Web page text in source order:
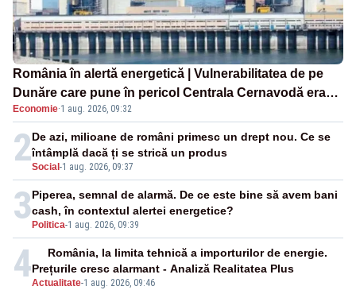
România în alertă energetică | Vulnerabilitatea de pe
Dunăre care pune în pericol Centrala Cernavodă era
cunoscută de pe vremea lui Ceaușescu
Economie·1 aug. 2026, 09:32
2Social -1 aug. 2026, 09:37
De azi, milioane de români primesc un drept nou. Ce se
întâmplă dacă ți se strică un produs
3 Politica-1 aug. 2026, 09:39
Piperea, semnal de alarmă. De ce este bine să avem bani
cash, în contextul alertei energetice?
4Actualitate-1 aug. 2026, 09:46
România, la limita tehnică a importurilor de energie.
Prețurile cresc alarmant - Analiză Realitatea Plus